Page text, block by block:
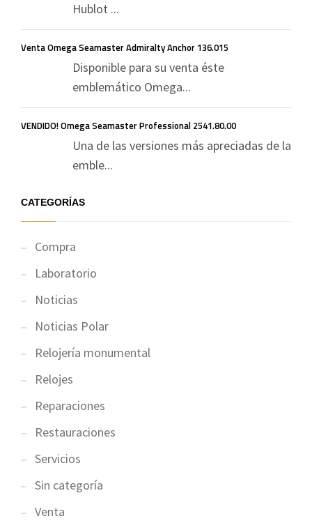
Hublot ...
Venta Omega Seamaster Admiralty Anchor 136.015
Disponible para su venta éste
emblemático Omega...
VENDIDO! Omega Seamaster Professional 2541.80.00
Una de las versiones más apreciadas de la
emble...
CATEGORÍAS
Compra
Laboratorio
Noticias
Noticias Polar
Relojería monumental
Relojes
Reparaciones
Restauraciones
Servicios
Sin categoría
Venta